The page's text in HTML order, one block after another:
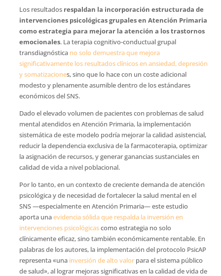
Los resultados respaldan la incorporación estructurada de
intervenciones psicológicas grupales en Atención Primaria
como estrategia para mejorar la atención a los trastornos
emocionales. La terapia cognitivo-conductual grupal
transdiagnóstica no solo demuestra que mejora
significativamente los resultados clínicos en ansiedad, depresión
y somatizaciones, sino que lo hace con un coste adicional
modesto y plenamente asumible dentro de los estándares
económicos del SNS.
Dado el elevado volumen de pacientes con problemas de salud
mental atendidos en Atención Primaria, la implementación
sistemática de este modelo podría mejorar la calidad asistencial,
reducir la dependencia exclusiva de la farmacoterapia, optimizar
la asignación de recursos, y generar ganancias sustanciales en
calidad de vida a nivel poblacional.
Por lo tanto, en un contexto de creciente demanda de atención
psicológica y de necesidad de fortalecer la salud mental en el
SNS —especialmente en Atención Primaria— este estudio
aporta unaevidencia sólida que respalda la inversión en
intervenciones psicológicascomo estrategia no solo
clínicamente eficaz, sino también económicamente rentable. En
palabras de los autores, la implementación del protocolo PsicAP
representa «una inversión de alto valorpara el sistema público
de salud», al lograr mejoras significativas en la calidad de vida de